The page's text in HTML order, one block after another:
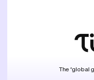
The ‘global